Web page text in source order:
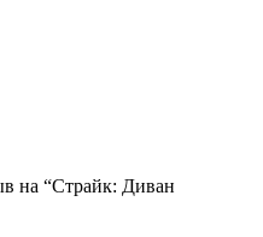
на “Страйк: Диван